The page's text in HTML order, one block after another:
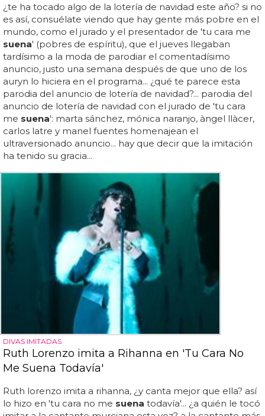
¿te ha tocado algo de la lotería de navidad este año? si no
es así, consuélate viendo que hay gente más pobre en el
mundo, como el jurado y el presentador de 'tu cara me
suena' (pobres de espíritu), que el jueves llegaban
tardísimo a la moda de parodiar el comentadísimo
anuncio, justo una semana después de que uno de los
auryn lo hiciera en el programa... ¿qué te parece esta
parodia del anuncio de lotería de navidad?... parodia del
anuncio de lotería de navidad con el jurado de 'tu cara
me suena': marta sánchez, mónica naranjo, àngel llàcer,
carlos latre y manel fuentes homenajean el
ultraversionado anuncio... hay que decir que la imitación
ha tenido su gracia...
DIVAS IMITADAS
Ruth Lorenzo imita a Rihanna en 'Tu Cara No
Me Suena Todavía'
Ruth lorenzo imita a rihanna, ¿y canta mejor que ella? así
lo hizo en 'tu cara no me suena todavía'... ¿a quién le tocó